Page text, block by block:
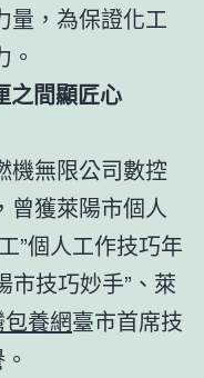
量，為保證化工
之間顯匠心
機無限公司數控
曾獲萊陽市個人
”個人工作技巧年
市技巧妙手”、萊
包養網臺市首席技